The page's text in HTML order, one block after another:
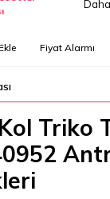
Fiyat Alarmı
Triko